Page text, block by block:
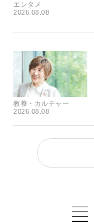
エンタメ
2026.08.08
教養・カルチャー
2026.08.08